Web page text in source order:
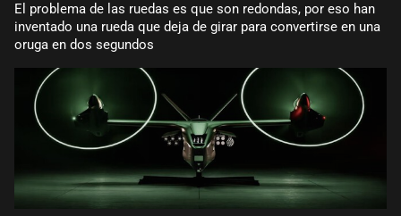
El problema de las ruedas es que son redondas, por eso han
inventado una rueda que deja de girar para convertirse en una
oruga en dos segundos